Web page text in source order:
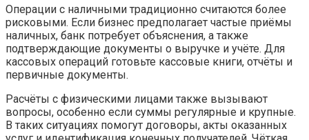
Операции с наличными традиционно считаются более
рисковыми. Если бизнес предполагает частые приёмы
наличных, банк потребует объяснения, а также
подтверждающие документы о выручке и учёте. Для
кассовых операций готовьте кассовые книги, отчёты и
первичные документы.
Расчёты с физическими лицами также вызывают
вопросы, особенно если суммы регулярные и крупные.
В таких ситуациях помогут договоры, акты оказанных